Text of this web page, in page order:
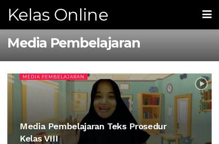
Kelas Online
Media Pembelajaran
MEDIA PEMBELAJARAN
Media Pembelajaran Teks Prosedur
Kelas VIII